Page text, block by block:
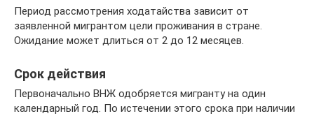
Период рассмотрения ходатайства зависит от
заявленной мигрантом цели проживания в стране.
Ожидание может длиться от 2 до 12 месяцев.
Срок действия
Первоначально ВНЖ одобряется мигранту на один
календарный год. По истечении этого срока при наличии